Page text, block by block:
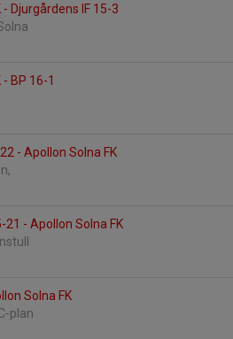
Djurgårdens IF 15-3
BP 16-1
- Apollon Solna FK
- Apollon Solna FK
Solna FK
plan